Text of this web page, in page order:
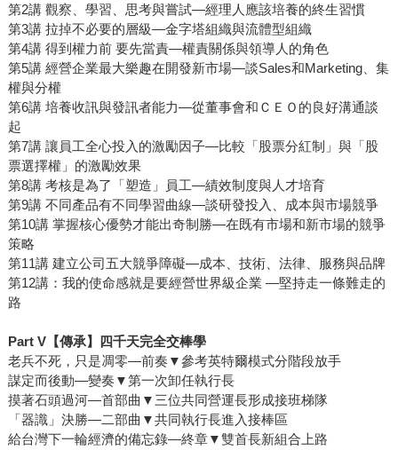
第2講 觀察、學習、思考與嘗試—經理人應該培養的終生習慣
第3講 拉掉不必要的層級—金字塔組織與流體型組織
第4講 得到權力前 要先當責—權責關係與領導人的角色
第5講 經營企業最大樂趣在開發新市場—談Sales和Marketing、集
權與分權
第6講 培養收訊與發訊者能力—從董事會和ＣＥＯ的良好溝通談
起
第7講 讓員工全心投入的激勵因子—比較「股票分紅制」與「股
票選擇權」的激勵效果
第8講 考核是為了「塑造」員工—績效制度與人才培育
第9講 不同產品有不同學習曲線—談研發投入、成本與市場競爭
第10講 掌握核心優勢才能出奇制勝—在既有市場和新市場的競爭
策略
第11講 建立公司五大競爭障礙—成本、技術、法律、服務與品牌
第12講：我的使命感就是要經營世界級企業 —堅持走一條難走的
路
Part V【傳承】四千天完全交棒學
老兵不死，只是凋零—前奏▼參考英特爾模式分階段放手
謀定而後動—變奏▼第一次卸任執行長
摸著石頭過河—首部曲▼三位共同營運長形成接班梯隊
「器識」決勝—二部曲▼共同執行長進入接棒區
給台灣下一輪經濟的備忘錄—終章▼雙首長新組合上路